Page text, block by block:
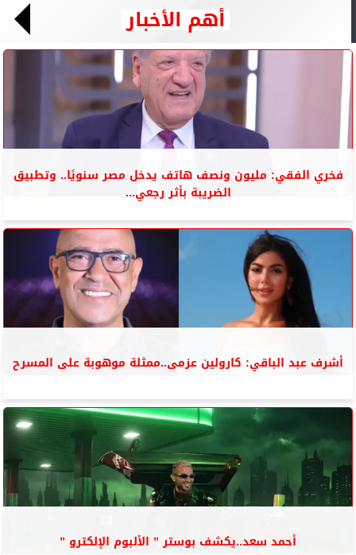
أهم الأخبار
فخري الفقي: مليون ونصف هاتف يدخل مصر سنويًا.. وتطبيق
الضريبة بأثر رجعي...
أشرف عبد الباقي: كارولين عزمى..ممثلة موهوبة على المسرح
أحمد سعد..يكشف بوستر ” الألبوم الإلكترو ”